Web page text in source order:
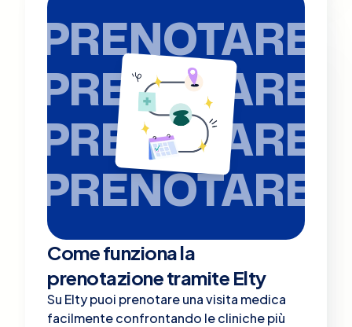
PRENOTARE
PRENOTARE
PRENOTARE
PRENOTARE
Come funziona la
prenotazione tramite Elty
Su Elty puoi prenotare una visita medica
facilmente confrontando le cliniche più